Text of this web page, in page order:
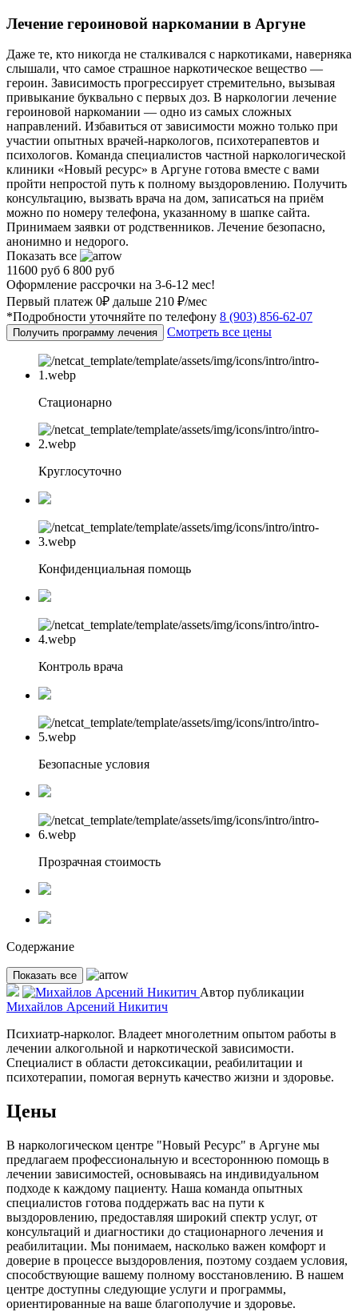
Лечение героиновой наркомании в Аргуне
Даже те, кто никогда не сталкивался с наркотиками, наверняка
слышали, что самое страшное наркотическое вещество —
героин. Зависимость прогрессирует стремительно, вызывая
привыкание буквально с первых доз. В наркологии лечение
героиновой наркомании — одно из самых сложных
направлений. Избавиться от зависимости можно только при
участии опытных врачей-наркологов, психотерапевтов и
психологов. Команда специалистов частной наркологической
клиники «Новый ресурс» в Аргуне готова вместе с вами
пройти непростой путь к полному выздоровлению. Получить
консультацию, вызвать врача на дом, записаться на приём
можно по номеру телефона, указанному в шапке сайта.
Принимаем заявки от родственников. Лечение безопасно,
анонимно и недорого.
Показать все
11600 руб 6 800 руб
Оформление рассрочки на 3-6-12 мес!
Первый платеж 0₽ дальше 210 ₽/мес
*Подробности уточняйте по телефону 8 (903) 856-62-07
Получить программу лечения Смотреть все цены
Стационарно
Круглосуточно
Конфиденциальная помощь
Контроль врача
Безопасные условия
Прозрачная стоимость
Содержание
Показать все
Автор публикации
Михайлов Арсений Никитич
Психиатр-нарколог. Владеет многолетним опытом работы в
лечении алкогольной и наркотической зависимости.
Специалист в области детоксикации, реабилитации и
психотерапии, помогая вернуть качество жизни и здоровье.
Цены
В наркологическом центре "Новый Ресурс" в Аргуне мы
предлагаем профессиональную и всестороннюю помощь в
лечении зависимостей, основываясь на индивидуальном
подходе к каждому пациенту. Наша команда опытных
специалистов готова поддержать вас на пути к
выздоровлению, предоставляя широкий спектр услуг, от
консультаций и диагностики до стационарного лечения и
реабилитации. Мы понимаем, насколько важен комфорт и
доверие в процессе выздоровления, поэтому создаем условия,
способствующие вашему полному восстановлению. В нашем
центре доступны следующие услуги и программы,
ориентированные на ваше благополучие и здоровье.